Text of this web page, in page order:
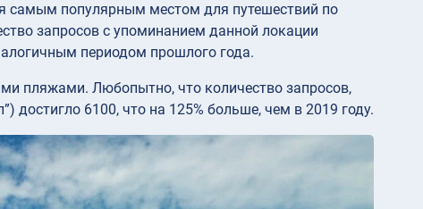
самым популярным местом для путешествий по
запросов с упоминанием данной локации
периодом прошлого года.
пляжами. Любопытно, что количество запросов,
достигло 6100, что на 125% больше, чем в 2019 году.